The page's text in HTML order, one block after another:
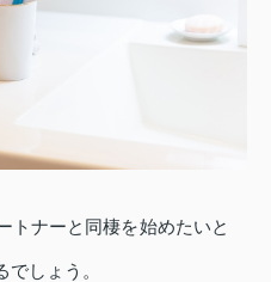
トナーと同棲を始めたいと
しょう。